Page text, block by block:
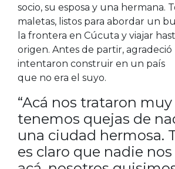
socio, su esposa y una hermana.
maletas, listos para abordar un
la frontera en Cúcuta y viajar
origen. Antes de partir, agradeció
intentaron construir en un país
que no era el suyo.
“Acá nos trataron
tenemos quejas de
una ciudad hermosa.
es claro que nadie